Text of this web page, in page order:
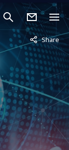
Share
非表示中